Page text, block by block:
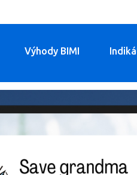
Výhody BIMI